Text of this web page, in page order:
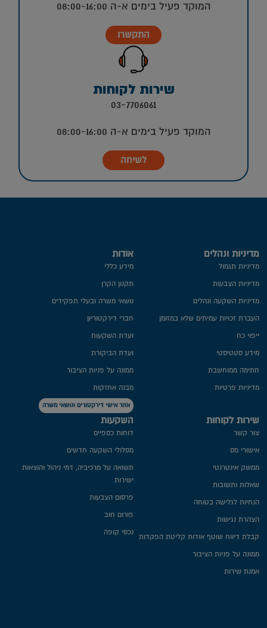
המוקד פעיל בימים א-ה 08:00-16:00
התקשרו
שירות לקוחות
03-7706061
המוקד פעיל בימים א-ה 08:00-16:00
לשיחה
אודות
מידע כללי
תקנון הקרן
נושאי משרה ובעלי תפקידים
חברי דירקטוריון
ועדת השקעות
ועדת הביקורת
ממונה על פניות הציבור
מבנה אחזקות
אזור אישי דירקטורים ונושאי משרה
מדיניות ונהלים
מדיניות תגמול
מדיניות הצבעות
מדיניות השקעה ונהלים
העברת זכויות עמיתים שלא במזומן
ייפוי כח
מידע סטטיסטי
חתימה ממוחשבת
מדיניות פרטיות​
השקעות
דוחות כספיים
מסלולי השקעה חדשים
תשואה על מרכיביה, דמי ניהול והוצאות
ישירות
פרסום הצבעות
פורום חוב
נכסי קופה
שירות לקוחות
צור קשר
אישורי מס
ממשק אינטרנטי
שאלות ותשובות
הנחיות לגלישה בטוחה
הצהרת נגישות
קבלת דיווח שוטף אודות קליטת הפקדות
ממונה על פניות הציבור
אמנת שירות